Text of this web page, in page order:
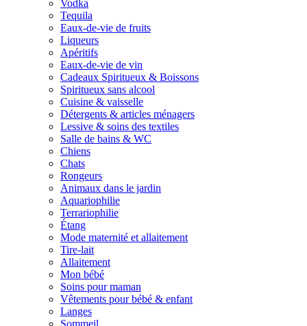
Vodka
Tequila
Eaux-de-vie de fruits
Liqueurs
Apéritifs
Eaux-de-vie de vin
Cadeaux Spiritueux & Boissons
Spiritueux sans alcool
Cuisine & vaisselle
Détergents & articles ménagers
Lessive & soins des textiles
Salle de bains & WC
Chiens
Chats
Rongeurs
Animaux dans le jardin
Aquariophilie
Terrariophilie
Étang
Mode maternité et allaitement
Tire-lait
Allaitement
Mon bébé
Soins pour maman
Vêtements pour bébé & enfant
Langes
Sommeil